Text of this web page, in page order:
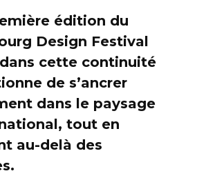
édition du
Design Festival
dans cette continuité
de s’ancrer
dans le paysage
tout en
au-delà des